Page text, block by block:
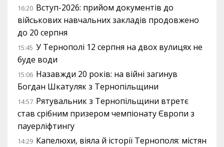
16:20 Вступ-2026: прийом документів до
військових навчальних закладів продовжено
до 20 серпня
15:45 У Тернополі 12 серпня на двох вулицях не
буде води
15:06 Назавжди 20 років: на війні загинув
Богдан Шкатуляк з Тернопільщини
14:57 Рятувальник з Тернопільщини втретє
став срібним призером чемпіонату Європи з
пауерліфтингу
14:29 Капелюхи, віяла й історії Тернополя: містян